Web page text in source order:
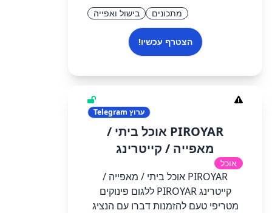
מתכונים בישול ואפייה
הצטרף עכשיו!
ערוץ
PIROYAR אוכל ביתי /
מאפייה / קייטרינג
אוכל
PIROYAR אוכל ביתי / מאפייה /
קייטרינג PIROYAR ללגום פינוקים
מטריפי טעם להזמנות דברו עם הנציג